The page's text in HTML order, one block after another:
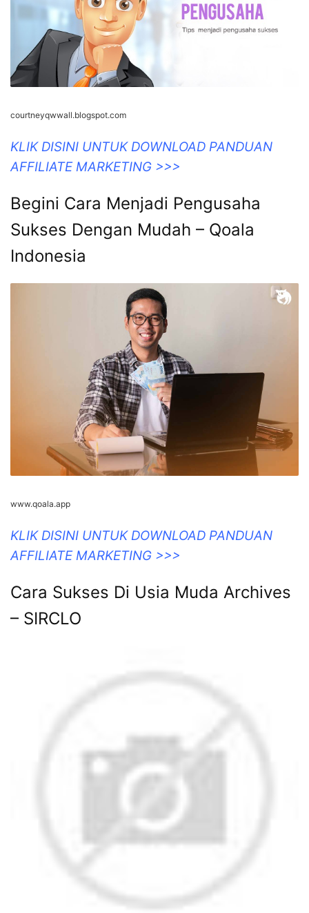
courtneyqwwall.blogspot.com
KLIK DISINI UNTUK DOWNLOAD PANDUAN
AFFILIATE MARKETING >>>
Begini Cara Menjadi Pengusaha
Sukses Dengan Mudah – Qoala
Indonesia
www.qoala.app
KLIK DISINI UNTUK DOWNLOAD PANDUAN
AFFILIATE MARKETING >>>
Cara Sukses Di Usia Muda Archives
– SIRCLO